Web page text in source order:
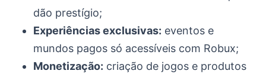
dão prestígio;
Experiências exclusivas: eventos e
mundos pagos só acessíveis com Robux;
Monetização: criação de jogos e produtos